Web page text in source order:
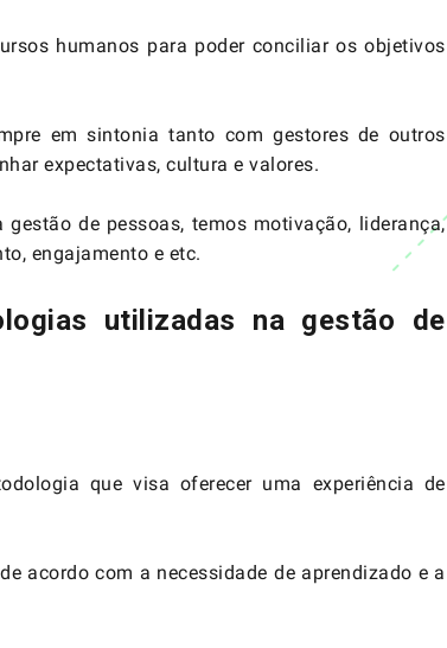
humanos para poder conciliar os objetivos
em sintonia tanto com gestores de outros
expectativas, cultura e valores.
de pessoas, temos motivação, liderança,
engajamento e etc.
utilizadas na gestão de
que visa oferecer uma experiência de
acordo com a necessidade de aprendizado e a